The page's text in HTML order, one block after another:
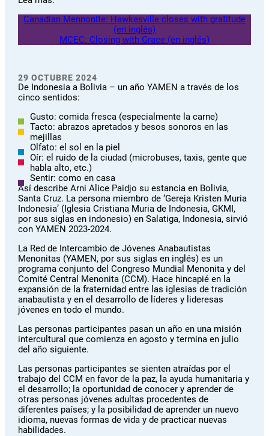
Canadian Mennonite: Hawkesville closes with gratitude
(en inglés)
MCEC: Closing with Grace (en inglés)
29 OCTUBRE 2024
De Indonesia a Bolivia – un año YAMEN a través de los
cinco sentidos:
Gusto: comida fresca (especialmente la carne)
Tacto: abrazos apretados y besos sonoros en las
mejillas
Olfato: el sol en la piel
Oír: el ruido de la ciudad (microbuses, taxis, gente que
habla alto, etc.)
Sentir: como en casa
Así describe Arni Alice Paidjo su estancia en Bolivia,
Santa Cruz. La persona miembro de ‘Gereja Kristen Muria
Indonesia’ (Iglesia Cristiana Muria de Indonesia, GKMI,
por sus siglas en indonesio) en Salatiga, Indonesia, sirvió
con YAMEN 2023-2024.
La Red de Intercambio de Jóvenes Anabautistas
Menonitas (YAMEN, por sus siglas en inglés) es un
programa conjunto del Congreso Mundial Menonita y del
Comité Central Menonita (CCM). Hace hincapié en la
expansión de la fraternidad entre las iglesias de tradición
anabautista y en el desarrollo de líderes y lideresas
jóvenes en todo el mundo.
Las personas participantes pasan un año en una misión
intercultural que comienza en agosto y termina en julio
del año siguiente.
Las personas participantes se sienten atraídas por el
trabajo del CCM en favor de la paz, la ayuda humanitaria y
el desarrollo; la oportunidad de conocer y aprender de
otras personas jóvenes adultas procedentes de
diferentes países; y la posibilidad de aprender un nuevo
idioma, nuevas formas de vida y de practicar nuevas
habilidades.